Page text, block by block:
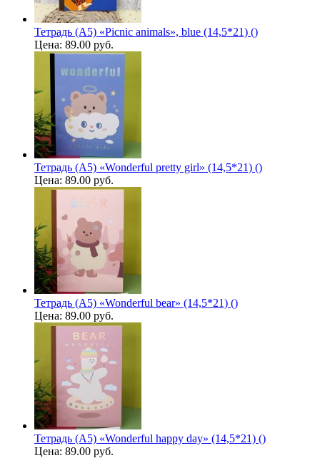
Тетрадь (A5) «Picnic animals», blue (14,5*21) ()
Цена: 89.00 руб.
Тетрадь (A5) «Wonderful pretty girl» (14,5*21) ()
Цена: 89.00 руб.
Тетрадь (A5) «Wonderful bear» (14,5*21) ()
Цена: 89.00 руб.
Тетрадь (A5) «Wonderful happy day» (14,5*21) ()
Цена: 89.00 руб.